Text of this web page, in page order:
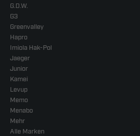
G.D.W.
G3
Greenvalley
Hapro
Imiola Hak-Pol
Jaeger
Junior
Kamei
Levup
Memo
Menabo
Mehr
Alle Marken